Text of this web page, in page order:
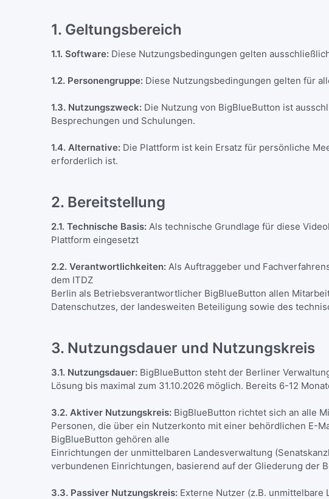
1. Geltungsbereich
1.1. Software: Diese Nutzungsbedingungen gelten
1.2. Personengruppe: Diese Nutzungsbedingungen gelten für
1.3. Nutzungszweck: Die Nutzung von BigBlueButton ist
Besprechungen und Schulungen.
1.4. Alternative: Die Plattform ist kein Ersatz für persönliche
erforderlich ist.
2. Bereitstellung
2.1. Technische Basis: Als technische Grundlage für diese
Plattform eingesetzt
2.2. Verantwortlichkeiten: Als Auftraggeber und
dem ITDZ
Berlin als Betriebsverantwortlicher BigBlueButton allen
Datenschutzes, der landesweiten Beteiligung sowie des
3. Nutzungsdauer und Nutzungskreis
3.1. Nutzungsdauer: BigBlueButton steht der Berliner
Lösung bis maximal zum 31.10.2026 möglich. Bereits 6-12
3.2. Aktiver Nutzungskreis: BigBlueButton richtet sich an alle
Personen, die über ein Nutzerkonto mit einer behördlichen E-
BigBlueButton gehören alle
Einrichtungen der unmittelbaren Landesverwaltung
verbundenen Einrichtungen, basierend auf der Gliederung der
3.3. Passiver Nutzungskreis: Externe Nutzer (z.B.